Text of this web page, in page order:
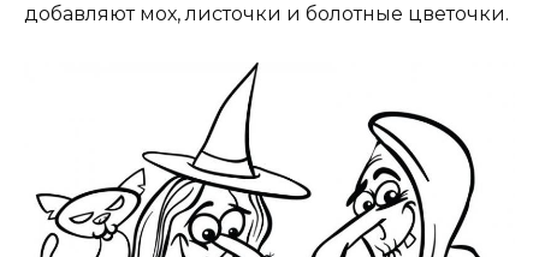
добавляют мох, листочки и болотные цветочки.